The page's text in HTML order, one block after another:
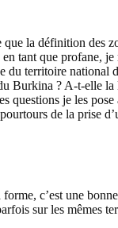
la définition des
tant que profane,
du territoire national
Burkina ? A-t-elle
questions je les
de la prise
c’est une
sur les mêmes